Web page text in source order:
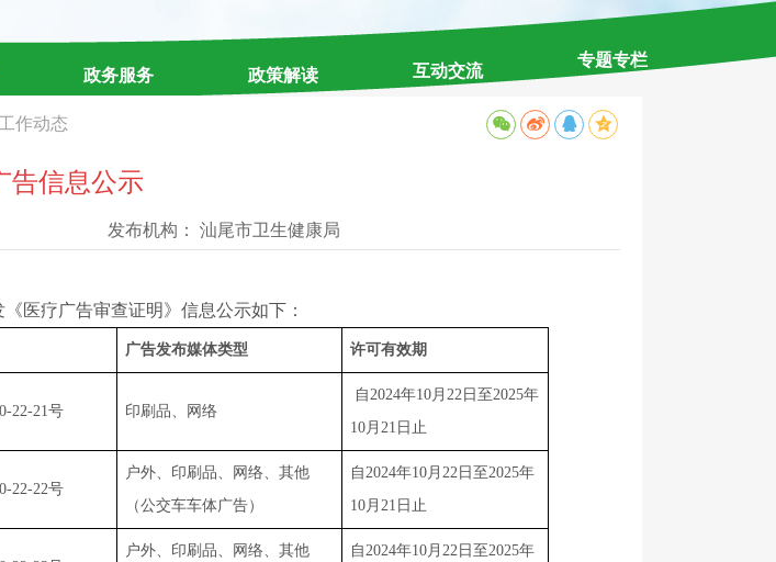
政务服务 政策解读 互动交流
专题专栏
工作动态
告信息公示
发布机构： 汕尾市卫生健康局
医疗广告审查证明》信息公示如下：
广告发布媒体类型 许可有效期
22-21号 印刷品、网络
自2024年10月22日至2025年
10月21日止
22-22号
户外、印刷品、网络、其他
（公交车车体广告）
自2024年10月22日至2025年
10月21日止
户外、印刷品、网络、其他
自2024年10月22日至2025年